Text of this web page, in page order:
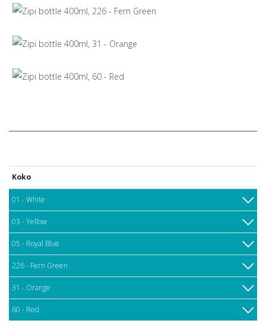
Koko
01 - White
03 - Yellow
05 - Royal Blue
226 - Fern Green
31 - Orange
60 - Red